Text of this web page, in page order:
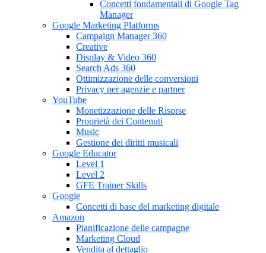
Concetti fondamentali di Google Tag
Manager
Google Marketing Platforms
Campaign Manager 360
Creative
Display & Video 360
Search Ads 360
Ottimizzazione delle conversioni
Privacy per agenzie e partner
YouTube
Monetizzazione delle Risorse
Proprietà dei Contenuti
Music
Gestione dei diritti musicali
Google Educator
Level 1
Level 2
GFE Trainer Skills
Google
Concetti di base del marketing digitale
Amazon
Pianificazione delle campagne
Marketing Cloud
Vendita al dettaglio